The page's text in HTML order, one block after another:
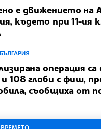
е движението на
където при 11-ия
БЪЛГАРИЯ
операция са
108 глоби с фиш,
съобщиха от